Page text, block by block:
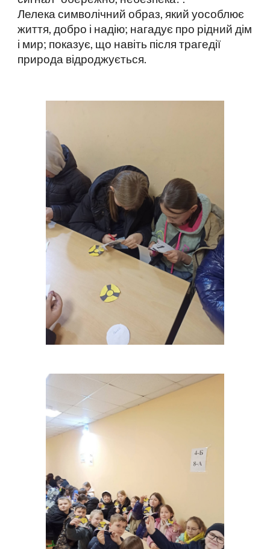
Лелека символічний образ, який уособлює
життя, добро і надію; нагадує про рідний дім
і мир; показує, що навіть після трагедії
природа відроджується.